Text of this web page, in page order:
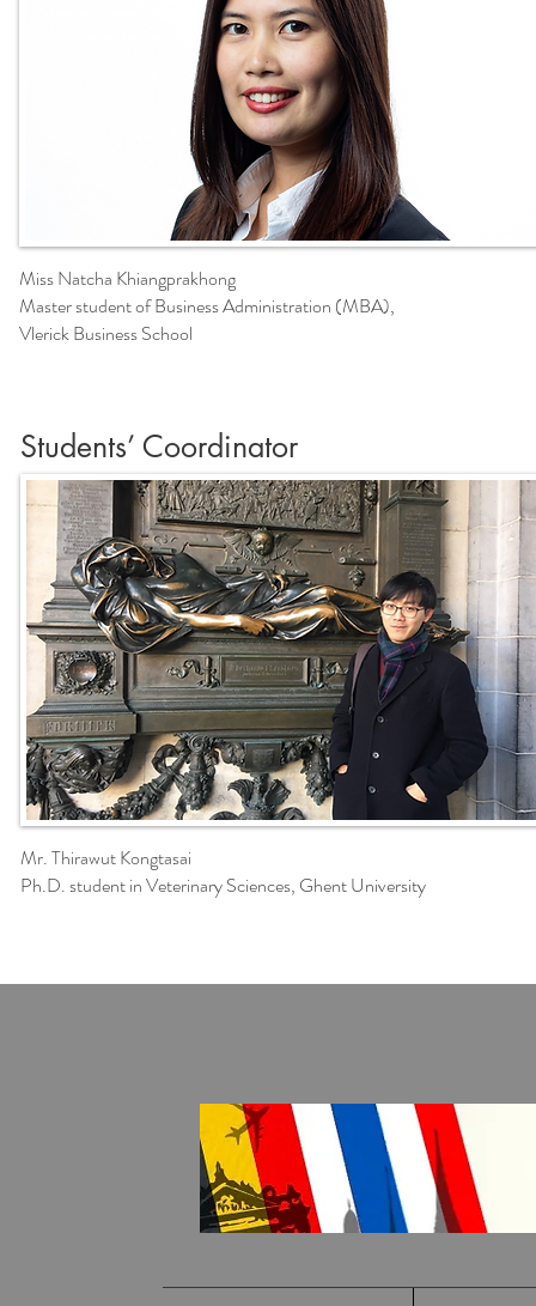
Miss Natcha Khiangprakhong
Master student of Business Administration (MBA),
Vlerick Business School
Students’ Coordinator
Mr. Thirawut Kongtasai
Ph.D. student in Veterinary Sciences, Ghent University